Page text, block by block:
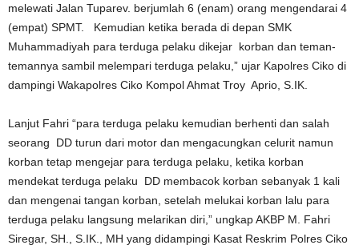
melewati Jalan Tuparev. berjumlah 6 (enam) orang mengendarai 4
(empat) SPMT. Kemudian ketika berada di depan SMK
Muhammadiyah para terduga pelaku dikejar korban dan teman-
temannya sambil melempari terduga pelaku,” ujar Kapolres Ciko di
dampingi Wakapolres Ciko Kompol Ahmat Troy Aprio, S.IK.
Lanjut Fahri “para terduga pelaku kemudian berhenti dan salah
seorang DD turun dari motor dan mengacungkan celurit namun
korban tetap mengejar para terduga pelaku, ketika korban
mendekat terduga pelaku DD membacok korban sebanyak 1 kali
dan mengenai tangan korban, setelah melukai korban lalu para
terduga pelaku langsung melarikan diri,” ungkap AKBP M. Fahri
Siregar, SH., S.IK., MH yang didampingi Kasat Reskrim Polres Ciko